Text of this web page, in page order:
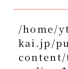
/home/
kai.jp/